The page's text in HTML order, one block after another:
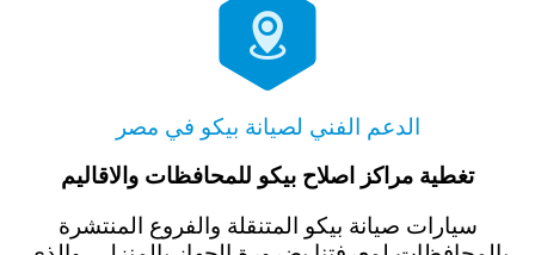

الدعم الفني لصيانة بيكو في مصر
تغطية مراكز اصلاح بيكو للمحافظات والاقاليم
سيارات صيانة بيكو المتنقلة والفروع المنتشرة